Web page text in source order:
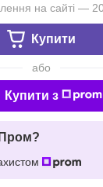
на сайті —
Купити
або
Купити з